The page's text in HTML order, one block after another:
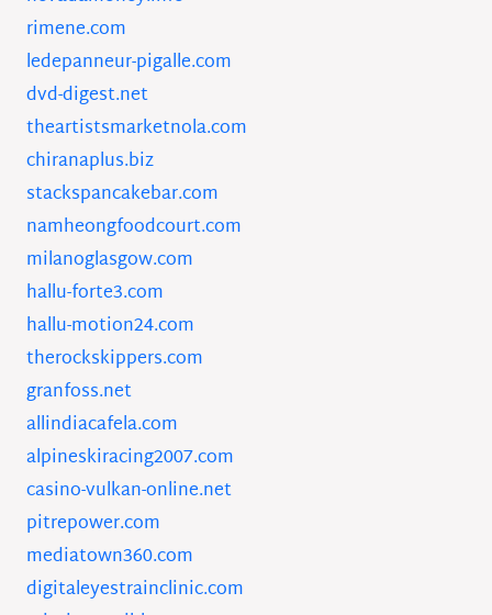
rimene.com
ledepanneur-pigalle.com
dvd-digest.net
theartistsmarketnola.com
chiranaplus.biz
stackspancakebar.com
namheongfoodcourt.com
milanoglasgow.com
hallu-forte3.com
hallu-motion24.com
therockskippers.com
granfoss.net
allindiacafela.com
alpineskiracing2007.com
casino-vulkan-online.net
pitrepower.com
mediatown360.com
digitaleyestrainclinic.com